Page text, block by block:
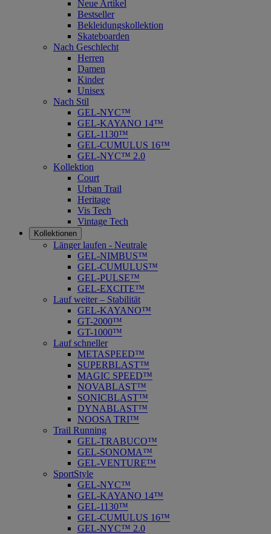
Neue Artikel
Bestseller
Bekleidungskollektion
Skateboarden
Nach Geschlecht
Herren
Damen
Kinder
Unisex
Nach Stil
GEL-NYC™
GEL-KAYANO 14™
GEL-1130™
GEL-CUMULUS 16™
GEL-NYC™ 2.0
Kollektion
Court
Urban Trail
Heritage
Vis Tech
Vintage Tech
Kollektionen
Länger laufen - Neutrale
GEL-NIMBUS™
GEL-CUMULUS™
GEL-PULSE™
GEL-EXCITE™
Lauf weiter – Stabilität
GEL-KAYANO™
GT-2000™
GT-1000™
Lauf schneller
METASPEED™
SUPERBLAST™
MAGIC SPEED™
NOVABLAST™
SONICBLAST™
DYNABLAST™
NOOSA TRI™
Trail Running
GEL-TRABUCO™
GEL-SONOMA™
GEL-VENTURE™
SportStyle
GEL-NYC™
GEL-KAYANO 14™
GEL-1130™
GEL-CUMULUS 16™
GEL-NYC™ 2.0